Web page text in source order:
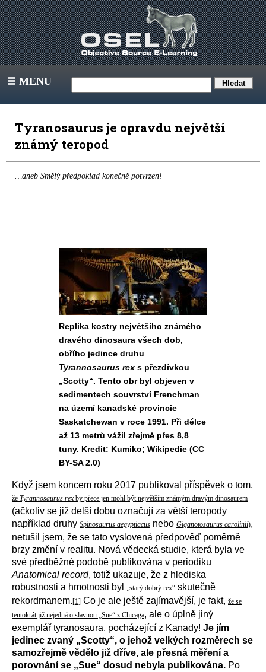
III MENU
Tyranosaurus je opravdu největší
známý teropod
…aneb Smělý předpoklad konečně potvrzen!
Replika kostry největšího známého
dravého dinosaura všech dob,
obřího jedince druhu
Tyrannosaurus rex s přezdívkou
„Scotty“. Tento obr byl objeven v
sedimentech souvrství Frenchman
na území kanadské provincie
Saskatchewan v roce 1991. Při délce
až 13 metrů vážil zřejmě přes 8,8
tuny. Kredit: Kumiko; Wikipedie (CC
BY-SA 2.0)
Když jsem koncem roku 2017 publikoval příspěvek o tom,
že Tyrannosaurus rexby přece jen mohl být největším známým dravým dinosaurem
(ačkoliv se již delší dobu označují za větší teropody
například druhy Spinosaurus aegyptiacus nebo Giganotosaurus carolinii),
netušil jsem, že se tato vyslovená předpověď poměrně
brzy změní v realitu. Nová vědecká studie, která byla ve
své předběžné podobě publikována v periodiku
Anatomical record, totiž ukazuje, že z hlediska
robustnosti a hmotnosti byl „starý dobrý rex“ skutečně
rekordmanem.[1] Co je ale ještě zajímavější, je fakt, že se
tentokrát již nejedná o slavnou „Sue“ z Chicaga, ale o úplně jiný
exemplář tyranosaura, pocházející z Kanady! Je jím
jedinec zvaný „Scotty“, o jehož velkých rozměrech se
samozřejmě vědělo již dříve, ale přesná měření a
porovnání se „Sue“ dosud nebyla publikována. Po